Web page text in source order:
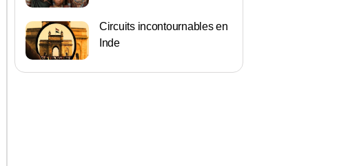
Circuits incontournables en
Inde